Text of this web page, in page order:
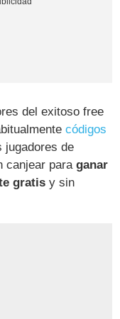
del exitoso free
códigos
jugadores de
canjear paraganar
gratis y sin